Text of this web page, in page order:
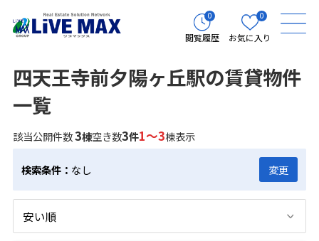
0
閲覧履歴
0
お気に入り
四天王寺前夕陽ヶ丘駅の賃貸物件
一覧
該当公開件数3棟空き数3件1～3棟表示
検索条件： なし 変更